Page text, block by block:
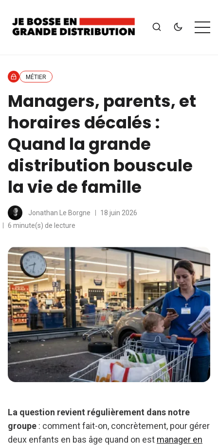
MÉTIER
Managers, parents, et
horaires décalés :
Quand la grande
distribution bouscule
la vie de famille
Jonathan Le Borgne
18 juin 2026
6 minute(s) de lecture
La question revient régulièrement dans notre
groupe : comment fait-on, concrètement, pour gérer
deux enfants en bas âge quand on est manager en